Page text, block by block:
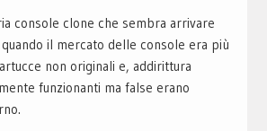
console clone che sembra arrivare
il mercato delle console era più
non originali e, addirittura
funzionanti ma false erano